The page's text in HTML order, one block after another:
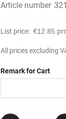
Article number
List price: €12.85
All prices excluding
Remark for Cart